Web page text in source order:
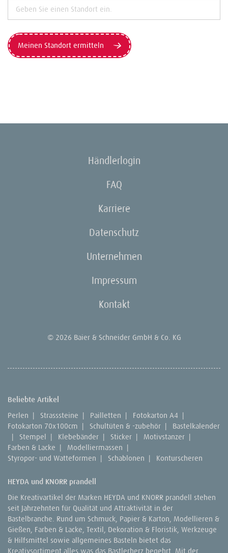
Meinen Standort ermitteln
Händlerlogin
FAQ
Karriere
Datenschutz
Unternehmen
Impressum
Kontakt
© 2026 Baier & Schneider GmbH & Co. KG
Beliebte Artikel
Perlen | Strasssteine | Pailletten | Fotokarton A4 |
Fotokarton 70x100cm | Schultüten & -zubehör |
Bastelkalender
|
Stempel | Klebebänder | Sticker | Motivstanzer |
Farben & Lacke | Modelliermassen |
Styropor- und Watteformen | Schablonen | Konturscheren
HEYDA und KNORR prandell
Die Kreativartikel der Marken HEYDA und KNORR prandell stehen
seit Jahrzehnten für Qualität und Attraktivität in der
Bastelbranche. Rund um Schmuck, Papier & Karton, Modellieren &
Gießen, Farben & Lacke, Textil, Dekoration & Floristik, Werkzeuge
& Hilfsmittel sowie allgemeines Basteln bietet das
Kreativsortiment alles was das Bastlerherz begehrt. Mit der